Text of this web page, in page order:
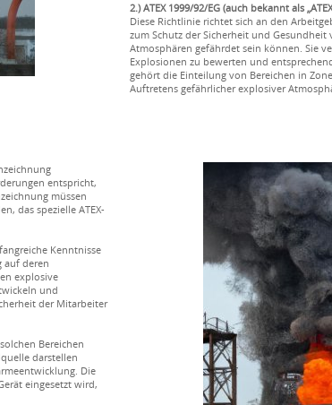
2.) ATEX 1999/92/EG (auch bekannt als
Diese Richtlinie richtet sich an den
zum Schutz der Sicherheit und
Atmosphären gefährdet sein können. Sie
Explosionen zu bewerten und
gehört die Einteilung von Bereichen in
Auftretens gefährlicher explosiver
entspricht,
müssen
das spezielle ATEX-
Kenntnisse
auf deren
explosive
und
der Mitarbeiter
Bereichen
darstellen
Die
eingesetzt wird,